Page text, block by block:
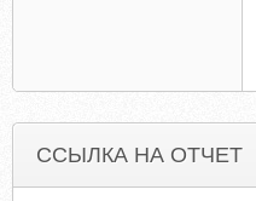
ССЫЛКА НА ОТЧЕТ